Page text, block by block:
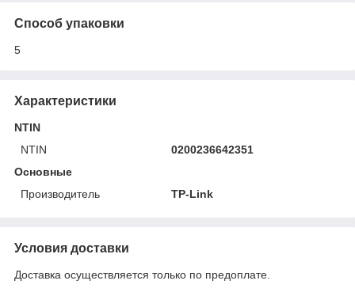
Способ упаковки
5
Характеристики
NTIN
NTIN
0200236642351
Основные
Производитель
TP-Link
Условия доставки
Доставка осуществляется только по предоплате.